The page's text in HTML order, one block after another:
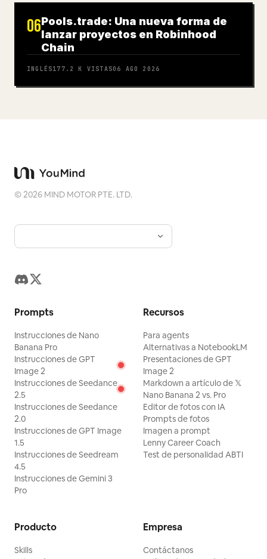
06Pools.trade: Una nueva forma de
lanzar proyectos en Robinhood
Chain
INGLÉS177.2 K VISTAS06 AGO 2026
©2026 MIND MOTOR PTE. LTD.
Prompts
Instrucciones de Nano
Banana Pro
Instrucciones de GPT
Image 2
Instrucciones de Seedance
2.5
Instrucciones de Seedance
2.0
Instrucciones de GPT Image
1.5
Instrucciones de Seedream
4.5
Instrucciones de Gemini 3
Pro
Recursos
Para agents
Alternativas a NotebookLM
Presentaciones de GPT
Image 2
Markdown a artículo de 𝕏
Nano Banana 2 vs. Pro
Editor de fotos con IA
Prompts de fotos
Imagen a prompt
Lenny Career Coach
Test de personalidad ABTI
Producto
Skills
Empresa
Contáctanos